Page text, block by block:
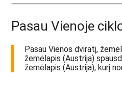
Pasau Vienoje
Pasau Vienos dviratį,
žemėlapis (Austrija)
žemėlapis (Austrija), kurį